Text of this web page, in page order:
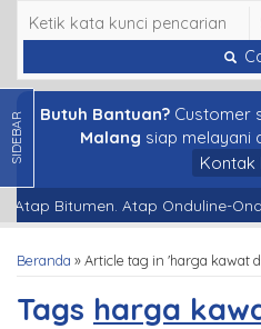
Butuh Bantuan?Customer
Malang siap melayani
Kontak
Atap Bitumen. Atap Onduline-
Beranda »Article tag in 'harga kawat
Tags harga
SIDEBAR